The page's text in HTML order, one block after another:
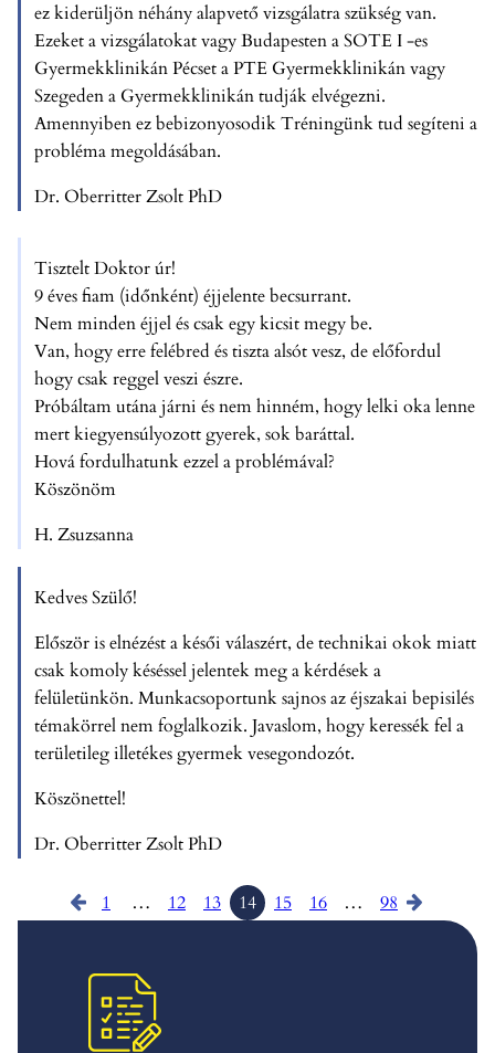
ez kiderüljön néhány alapvető vizsgálatra szükség van.
Ezeket a vizsgálatokat vagy Budapesten a SOTE I -es
Gyermekklinikán Pécset a PTE Gyermekklinikán vagy
Szegeden a Gyermekklinikán tudják elvégezni.
Amennyiben ez bebizonyosodik Tréningünk tud segíteni a
probléma megoldásában.
Dr. Oberritter Zsolt PhD
Tisztelt Doktor úr!
9 éves fiam (időnként) éjjelente becsurrant.
Nem minden éjjel és csak egy kicsit megy be.
Van, hogy erre felébred és tiszta alsót vesz, de előfordul
hogy csak reggel veszi észre.
Próbáltam utána járni és nem hinném, hogy lelki oka lenne
mert kiegyensúlyozott gyerek, sok baráttal.
Hová fordulhatunk ezzel a problémával?
Köszönöm
H. Zsuzsanna
Kedves Szülő!
Először is elnézést a késői válaszért, de technikai okok miatt
csak komoly késéssel jelentek meg a kérdések a
felületünkön. Munkacsoportunk sajnos az éjszakai bepisilés
témakörrel nem foglalkozik. Javaslom, hogy keressék fel a
területileg illetékes gyermek vesegondozót.
Köszönettel!
Dr. Oberritter Zsolt PhD
1 … 12 13 14 15 16 … 98